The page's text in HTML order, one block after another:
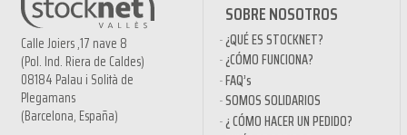
Calle Joiers ,17 nave 8
(Pol. Ind. Riera de Caldes)
08184 Palau i Solità de
Plegamans
(Barcelona, España)
SOBRE NOSOTROS
¿QUÉ ES STOCKNET?
¿CÓMO FUNCIONA?
FAQ’s
SOMOS SOLIDARIOS
¿ CÓMO HACER UN PEDIDO?